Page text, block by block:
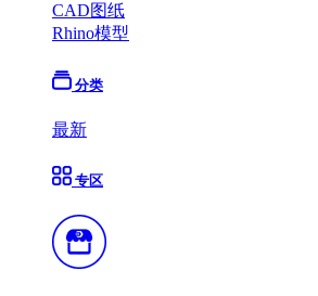
CAD图纸
Rhino模型
分类
最新
专区